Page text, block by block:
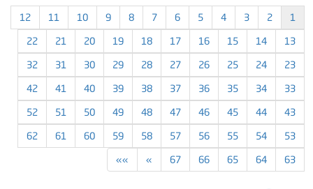
1
2
3
4
5
6
7
8
9
10
11
12
13
14
15
16
17
18
19
20
21
22
23
24
25
26
27
28
29
30
31
32
33
34
35
36
37
38
39
40
41
42
43
44
45
46
47
48
49
50
51
52
53
54
55
56
57
58
59
60
61
62
63
64
65
66
67
»
»»